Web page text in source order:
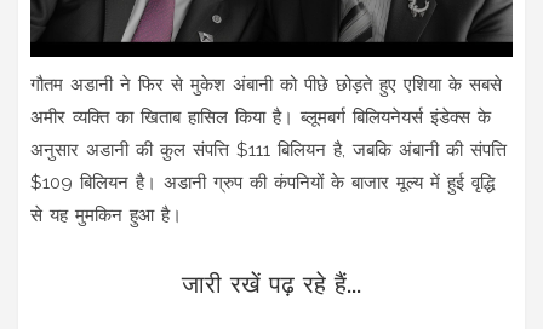
गौतम अडानी ने फिर से मुकेश अंबानी को पीछे छोड़ते हुए एशिया के सबसे
अमीर व्यक्ति का खिताब हासिल किया है। ब्लूमबर्ग बिलियनेयर्स इंडेक्स के
अनुसार अडानी की कुल संपत्ति $111 बिलियन है, जबकि अंबानी की संपत्ति
$109 बिलियन है। अडानी ग्रुप की कंपनियों के बाजार मूल्य में हुई वृद्धि
से यह मुमकिन हुआ है।
जारी रखें पढ़ रहे हैं...